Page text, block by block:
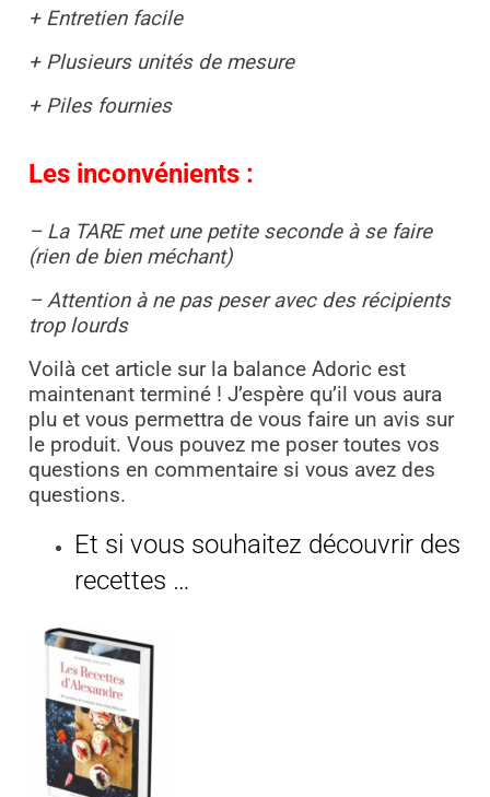
+ Entretien facile
+ Plusieurs unités de mesure
+ Piles fournies
Les inconvénients :
– La TARE met une petite seconde à se faire
(rien de bien méchant)
– Attention à ne pas peser avec des récipients
trop lourds
Voilà cet article sur la balance Adoric est
maintenant terminé ! J’espère qu’il vous aura
plu et vous permettra de vous faire un avis sur
le produit. Vous pouvez me poser toutes vos
questions en commentaire si vous avez des
questions.
Et si vous souhaitez découvrir des
recettes …